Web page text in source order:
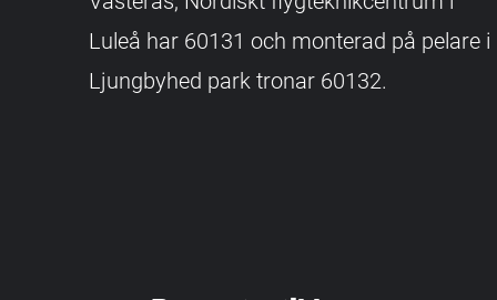
Luleå har 60131 och monterad på pelare i
Ljungbyhed park tronar 60132.